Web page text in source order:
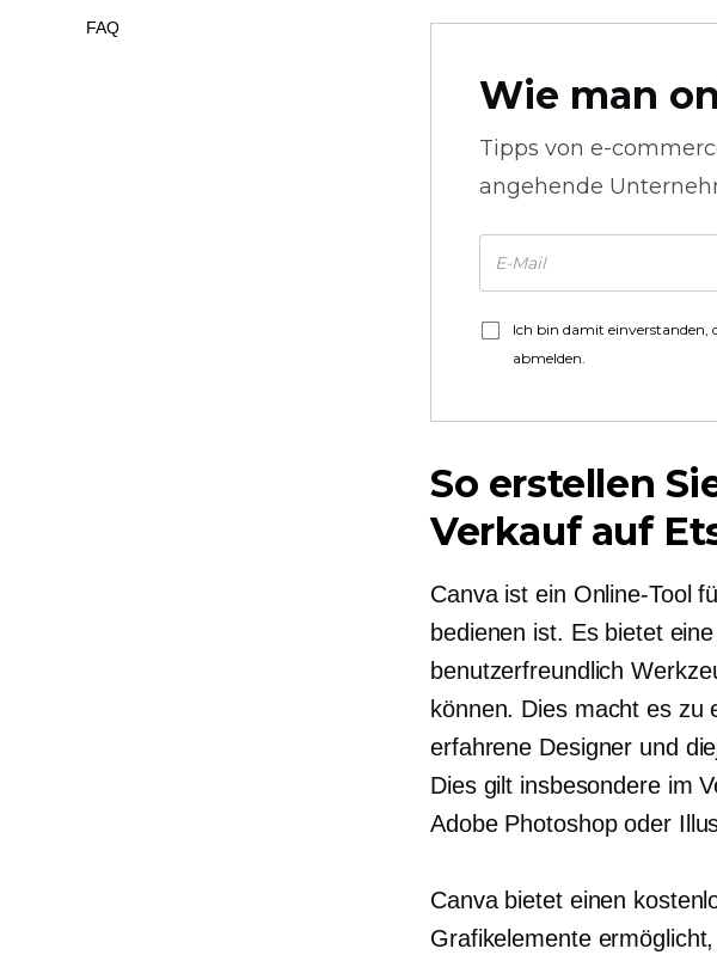
Wie man
Tipps von e-
angehende
Ich bin damit einverstanden,
abmelden.
So erstellen
Verkauf auf
Canva ist ein Online-Tool
bedienen ist. Es bietet
benutzerfreundlich
können. Dies macht es zu
erfahrene Designer und
Dies gilt insbesondere im
Adobe Photoshop oder
Canva bietet einen
Grafikelemente
FAQ